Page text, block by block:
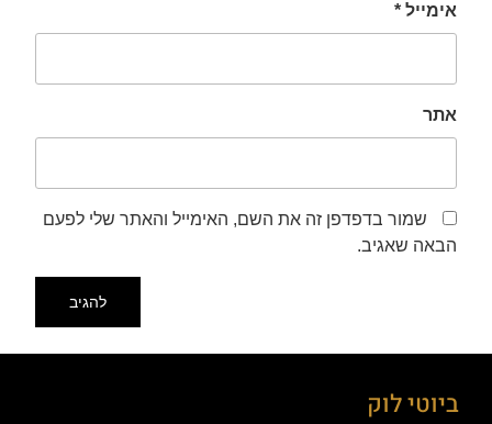
אימייל *
אתר
שמור בדפדפן זה את השם, האימייל והאתר שלי לפעם
הבאה שאגיב.
ביוטי לוק